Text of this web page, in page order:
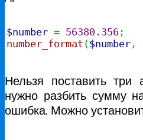
$number = 56380.356 ;
number_format ($number ,
Нельзя поставить три
нужно разбить сумму
ошибка. Можно